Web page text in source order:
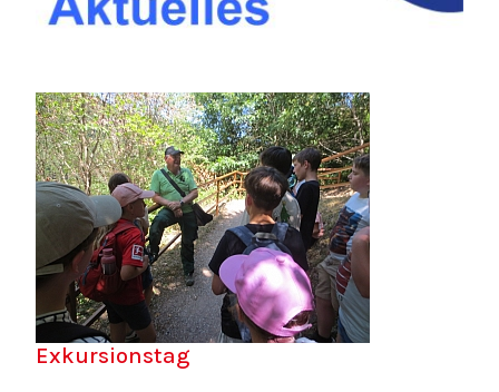
Exkursionstag